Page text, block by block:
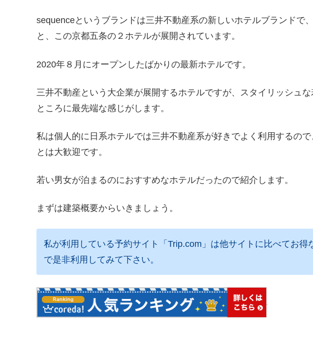
sequenceというブランドは三井不動産系の新しいホテルブランドで
と、この京都五条の２ホテルが展開されています。
2020年８月にオープンしたばかりの最新ホテルです。
三井不動産という大企業が展開するホテルですが、スタイリッシュ
ところに最先端な感じがします。
私は個人的に日系ホテルでは三井不動産系が好きでよく利用するの
とは大歓迎です。
若い男女が泊まるのにおすすめなホテルだったので紹介します。
まずは建築概要からいきましょう。
私が利用している予約サイト「Trip.com」は他サイトに比べてお得
で是非利用してみて下さい。